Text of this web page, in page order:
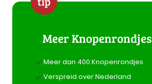
Meer Knopenrondjes
Meer dan 400 Knopenrondjes
Verspreid over Nederland